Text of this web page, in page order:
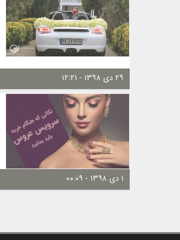
۲۹ دی ۱۳۹۸ - ۱۲:۲۱
۱ دی ۱۳۹۸ - ۰۰:۰۹